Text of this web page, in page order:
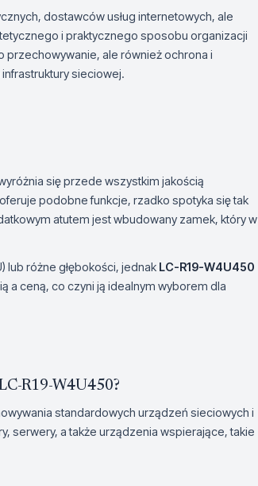
dostawców usług internetowych, ale
i praktycznego sposobu organizacji
ale również ochrona i
sieciowej.
się przede wszystkim jakością
podobne funkcje, rzadko spotyka się tak
atutem jest wbudowany zamek, który w
lub różne głębokości, jednak LC-R19-W4U450
a ceną, co czyni ją idealnym wyborem dla
R19-W4U450?
standardowych urządzeń sieciowych i
serwery, a także urządzenia wspierające, takie